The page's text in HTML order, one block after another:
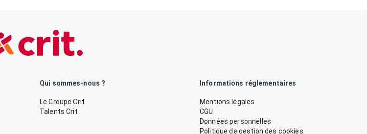
Qui sommes-nous ?
Le Groupe Crit
Talents Crit
Informations réglementaires
Mentions légales
CGU
Données personnelles
Politique de gestion des cookies